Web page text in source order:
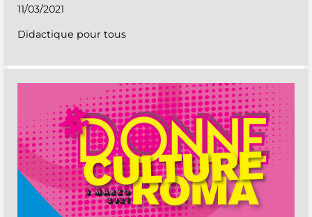
11/03/2021
Didactique pour tous